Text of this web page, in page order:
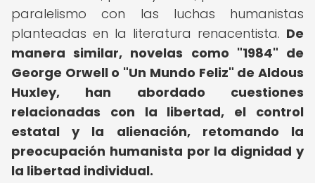
paralelismo con las luchas humanistas
planteadas en la literatura renacentista. De
manera similar, novelas como "1984" de
George Orwell o "Un Mundo Feliz" de Aldous
Huxley, han abordado cuestiones
relacionadas con la libertad, el control
estatal y la alienación, retomando la
preocupación humanista por la dignidad y
la libertad individual.